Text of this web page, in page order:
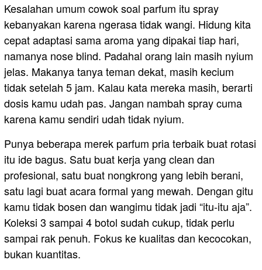
Kesalahan umum cowok soal parfum itu spray
kebanyakan karena ngerasa tidak wangi. Hidung kita
cepat adaptasi sama aroma yang dipakai tiap hari,
namanya nose blind. Padahal orang lain masih nyium
jelas. Makanya tanya teman dekat, masih kecium
tidak setelah 5 jam. Kalau kata mereka masih, berarti
dosis kamu udah pas. Jangan nambah spray cuma
karena kamu sendiri udah tidak nyium.
Punya beberapa merek parfum pria terbaik buat rotasi
itu ide bagus. Satu buat kerja yang clean dan
profesional, satu buat nongkrong yang lebih berani,
satu lagi buat acara formal yang mewah. Dengan gitu
kamu tidak bosen dan wangimu tidak jadi “itu-itu aja”.
Koleksi 3 sampai 4 botol sudah cukup, tidak perlu
sampai rak penuh. Fokus ke kualitas dan kecocokan,
bukan kuantitas.